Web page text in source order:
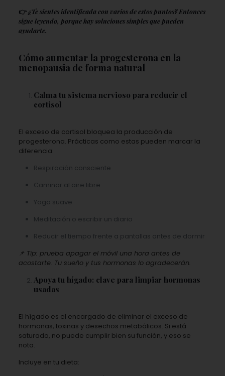
👉¿Te sientes identificada con varios de estos puntos? Entonces
sigue leyendo, porque hay soluciones simples que pueden
ayudarte.
Cómo aumentar la progesterona en la
menopausia de forma natural
Calma tu sistema nervioso para reducir el
cortisol
El exceso de cortisol bloquea la producción de
progesterona. Prácticas como estas pueden marcar la
diferencia:
Respiración consciente
Caminar al aire libre
Yoga suave
Meditación o escribir un diario
Reducir el tiempo frente a pantallas antes de dormir
📌 Tip: prueba apagar el móvil una hora antes de
acostarte. Tu sueño y tus hormonas lo agradecerán.
Apoya tu hígado: clave para limpiar hormonas
usadas
El hígado es el encargado de eliminar el exceso de
hormonas, toxinas y desechos metabólicos. Si está
saturado, no puede cumplir bien su función, y eso se
nota.
Incluye en tu dieta: